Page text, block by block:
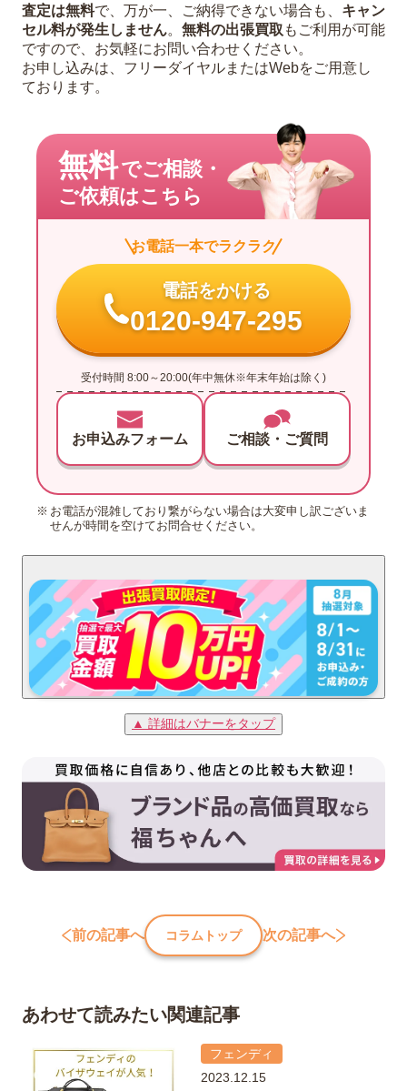
査定は無料で、万が一、ご納得できない場合も、 キャン
セル料が発生しません。 無料の出張買取 もご利用が可能
ですので、お気軽にお問い合わせください。
お申し込みは、フリーダイヤルまたはWebをご用意し
ております。
無料でご相談・
ご依頼はこちら
お電話一本でラクラク
電話をかける
0120-947-295
受付時間 8:00～20:00(年中無休※年末年始は除く)
お申込みフォーム ご相談・ご質問
お電話が混雑しており繋がらない場合は大変申し訳ございま
せんが時間を空けてお問合せください。
▲ 詳細はバナーをタップ
前の記事へ コラムトップ 次の記事へ
あわせて読みたい関連記事
フェンディ
2023.12.15